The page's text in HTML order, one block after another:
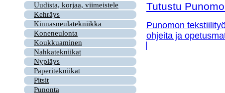
Uudista, korjaa, viimeistele
Kehräys
Kinnasneulatekniikka
Koneneulonta
Koukkuaminen
Nahkatekniikat
Nypläys
Paperitekniikat
Pitsit
Punonta
Tutustu
Punomon
ohjeita ja